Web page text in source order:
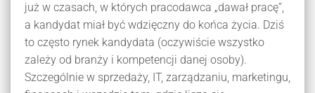
już w czasach, w których pracodawca „dawał pracę”,
a kandydat miał być wdzięczny do końca życia. Dziś
to często rynek kandydata (oczywiście wszystko
zależy od branży i kompetencji danej osoby).
Szczególnie w sprzedaży, IT, zarządzaniu, marketingu,